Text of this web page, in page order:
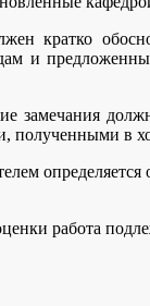
кратко
и
замечания
полученными в
работа